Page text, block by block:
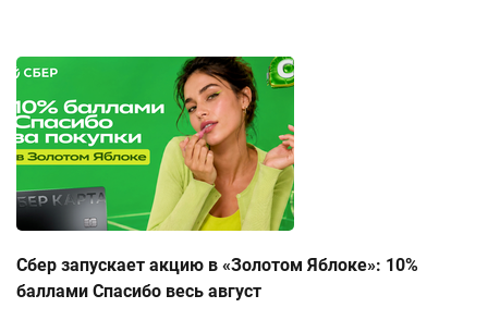
Сбер запускает акцию в «Золотом Яблоке»: 10%
баллами Спасибо весь август